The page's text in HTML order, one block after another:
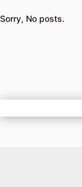
Sorry, No posts.